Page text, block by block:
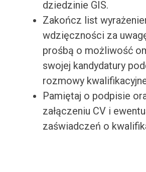
dziedzinie GIS.
Zakończ list
wdzięczności za
prośbą o możliwość
swojej kandydatury
rozmowy
Pamiętaj o podpisie
załączeniu CV i
zaświadczeń o